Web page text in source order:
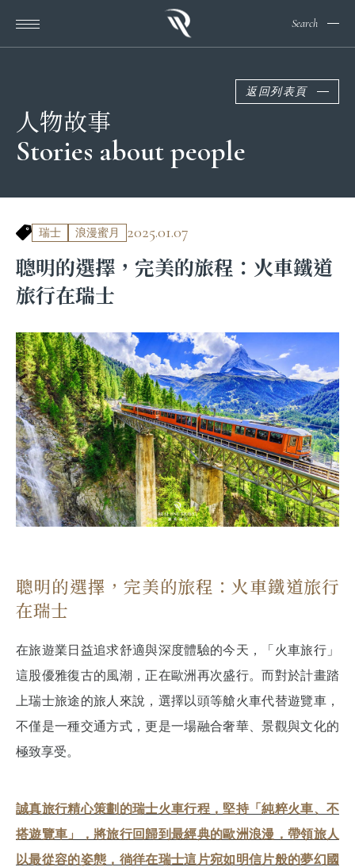
Search
人物故事
Stories about people
返回列表頁
瑞士 浪漫蜜月 2025.01.07
聰明的選擇，完美的旅程：火車鐵道
旅行在瑞士
聰明的選擇，完美的旅程：火車鐵道旅行
在瑞士
在旅遊業日益追求舒適與深度體驗的今天，「火車旅行」
這股優雅復古的風潮，正在歐洲再次盛行。而對於計畫踏
上瑞士旅途的旅人來說，選擇以頭等艙火車代替遊覽車，
不僅是一種交通方式，更是一場融合奢華、景觀與文化的
極致享受。
誠真旅行精心策劃的瑞士火車行程，堅持「純粹火車、不
搭遊覽車」，將旅行回歸到最經典的歐洲浪漫，帶領旅人
以最從容的姿態，徜徉在瑞士這片宛如明信片般的夢幻國